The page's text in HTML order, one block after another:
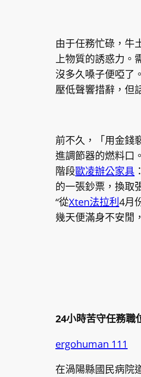
由于任務忙碌，牛
上物質的誘惑力。
沒多久嗓子便啞了
壓低聲響措辭，但
前不久，「用金錢
進調節器的燃料口
階段歐凌辦公家具
的一張鈔票，換取
“從Xten法拉利4月
幾天便滿身不安閒
24小時苦守任務職
ergohuman 111
在渦陽縣國民病院